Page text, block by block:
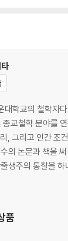
가 55
71
반대하여 93
쁜가? 97
나쁨을 뺀 격차가
는 신뢰할 수 없는
삶은 어느 견해로
대학교의 철학자
교철학 분야를
, 그리고 인간 조
의 논문과 책을
생주의 통찰을 하
의 가장 유명한 저
매체에서 진지
이 있다. 주
품